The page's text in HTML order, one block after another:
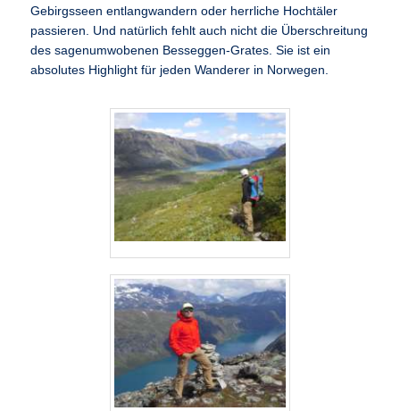
Gebirgsseen entlangwandern oder herrliche Hochtäler
passieren. Und natürlich fehlt auch nicht die Überschreitung
des sagenumwobenen Besseggen-Grates. Sie ist ein
absolutes Highlight für jeden Wanderer in Norwegen.